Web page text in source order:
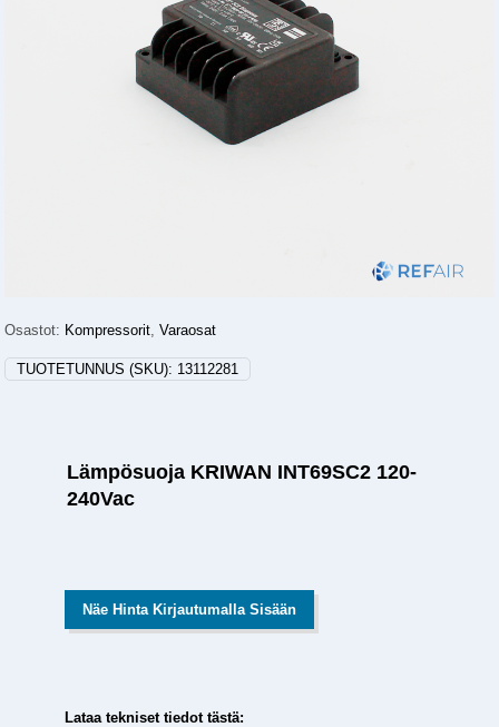
Osastot: Kompressorit,Varaosat
TUOTETUNNUS (SKU): 13112281
Lämpösuoja KRIWAN INT69SC2 120-
240Vac
Näe Hinta Kirjautumalla Sisään
Lataa tekniset tiedot tästä: